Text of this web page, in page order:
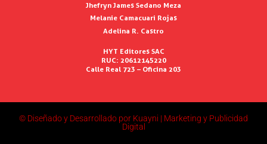
Jhefryn James Sedano Meza
Melanie Camacuari Rojas
Adelina R. Castro
HYT Editores SAC
RUC: 20612145220
Calle Real 723 – Oficina 203
© Diseñado y Desarrollado por Kuayni | Marketing y Publicidad
Digital